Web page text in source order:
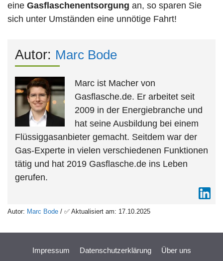
eine Gasflaschenentsorgung an, so sparen Sie
sich unter Umständen eine unnötige Fahrt!
Autor: Marc Bode
Marc ist Macher von
Gasflasche.de. Er arbeitet seit
2009 in der Energiebranche und
hat seine Ausbildung bei einem
Flüssiggasanbieter gemacht. Seitdem war der
Gas-Experte in vielen verschiedenen Funktionen
tätig und hat 2019 Gasflasche.de ins Leben
gerufen.
Autor: Marc Bode / ✅ Aktualisiert am: 17.10.2025
Impressum Datenschutzerklärung Über uns